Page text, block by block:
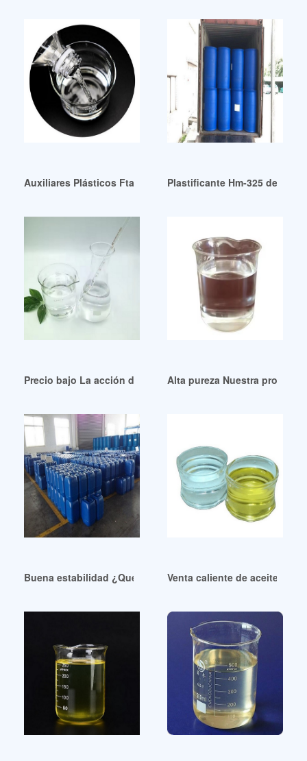
Auxiliares Plásticos Ftalato de Diisononilo 99,5% DINP
Plastificante Hm-325 de alta
Precio bajo La acción del plastificante dinch Guatemala
Alta pureza Nuestra
Buena estabilidad ¿Qué es el plastificante?
Venta caliente de aceite